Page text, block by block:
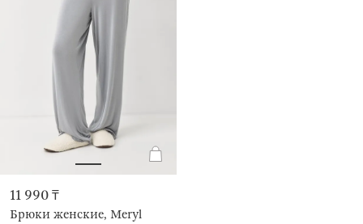
11 990 ₸
Брюки женские, Meryl